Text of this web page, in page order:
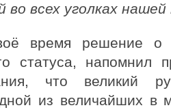
во всех уголках
время решение о
статуса, напомнил
что великий
из величайших в